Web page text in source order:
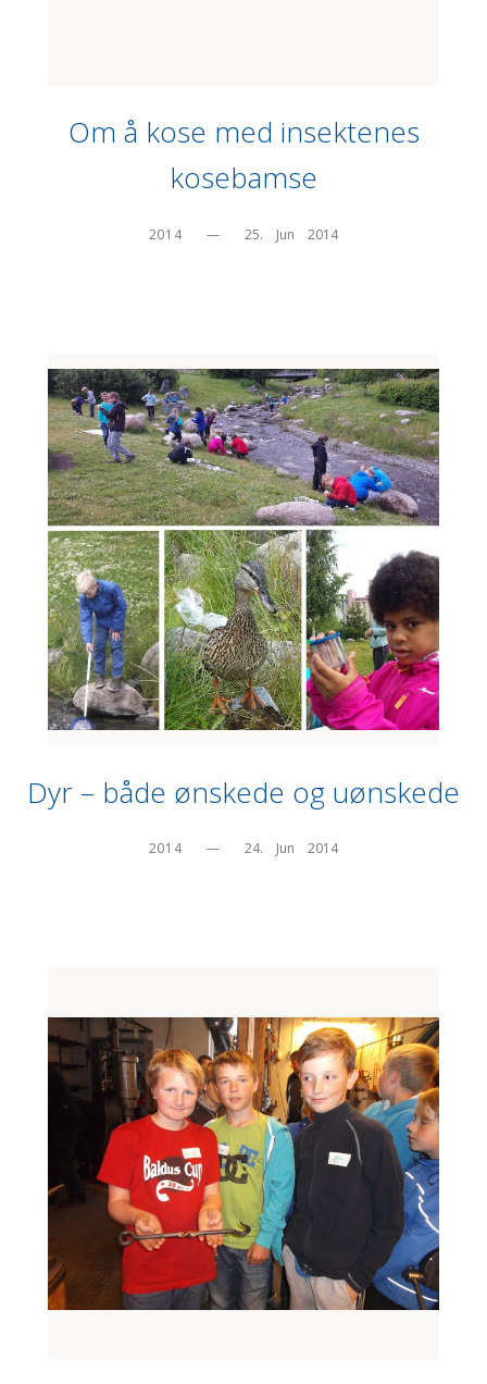
Om å kose med insektenes
kosebamse
2014 — 25.    Jun    2014
Dyr – både ønskede og uønskede
2014 — 24.    Jun    2014